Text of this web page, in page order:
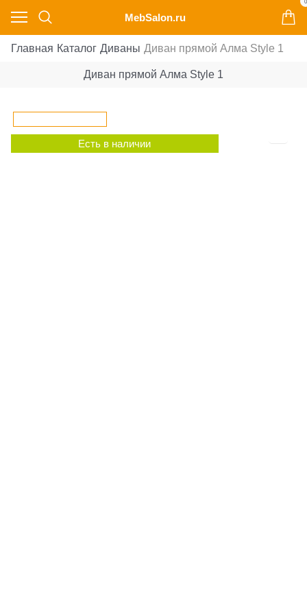
MebSalon.ru
0
Главная Каталог Диваны Диван прямой Алма Style 1
Диван прямой Алма Style 1
Есть в наличии